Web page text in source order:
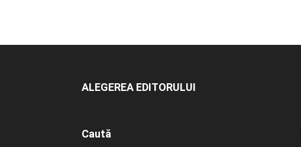
ALEGEREA EDITORULUI
Caută